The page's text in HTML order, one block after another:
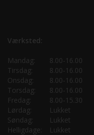
Værksted:
Mandag:
8.00-16.00
Tirsdag:
8.00-16.00
Onsdag:
8.00-16.00
Torsdag:
8.00-16.00
Fredag:
8.00-15.30
Lørdag:
Lukket
Søndag:
Lukket
Helligdage:
Lukket